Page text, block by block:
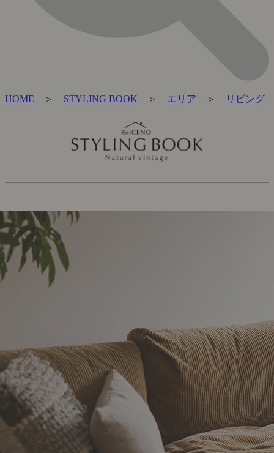
HOME ＞ STYLING BOOK ＞ エリア ＞ リビング